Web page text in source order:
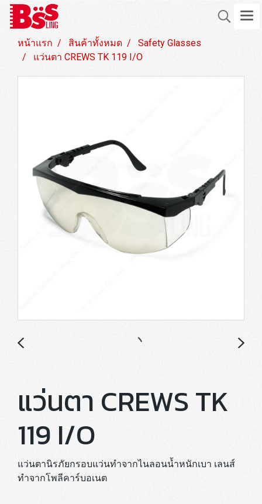
หน้าแรก สินค้าทั้งหมด
Safety Glasses
แว่นตา CREWS TK 119 I/O
แว่นตา CREWS TK
119 I/O
แว่นตานิรภัยกรอบแว่นทำจากไนลอนน้ำหนักเบา เลนส์
ทำจากโพลีคาร์บอเนต